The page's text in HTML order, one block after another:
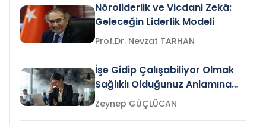
Nöroliderlik ve Vicdani Zekâ:
Geleceğin Liderlik Modeli
Prof.Dr. Nevzat TARHAN
İşe Gidip Çalışabiliyor Olmak
Sağlıklı Olduğunuz Anlamına
Gelir mi?Zeynep GÜÇLÜCAN